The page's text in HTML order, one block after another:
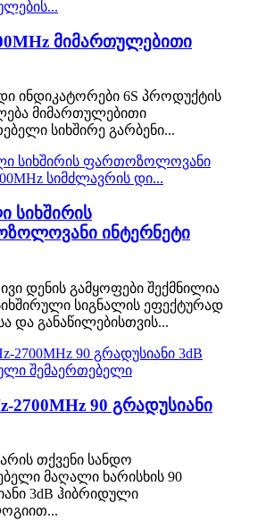
მიმართულებითი
ინდიკატორები 6S პროდუქტის
მიმართულებითი
სიხშირე გარბენი...
სიხშირის
ინტერნეტი
დენის გამყოფები შექმნილია
სიგნალის ეფექტურად
და განაწილებისთვის...
2700MHz 90 გრადუსიანი
არის თქვენი სანდო
მაღალი ხარისხის 90
3dB ჰიბრიდული